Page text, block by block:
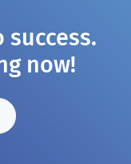
success.
now!